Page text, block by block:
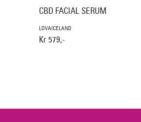
CBD FACIAL SERUM
LOVAICELAND
Kr 579,-